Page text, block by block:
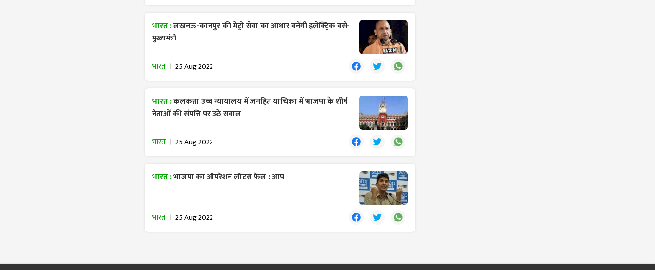
भारत :लखनऊ-कानपुर की मेट्रो सेवा का आधार बनेंगी इलेक्ट्रिक बसें-
मुख्यमंत्री
भारत 25 Aug 2022
भारत :कलकत्ता उच्च न्यायालय में जनहित याचिका में भाजपा के शीर्ष
नेताओं की संपत्ति पर उठे सवाल
भारत 25 Aug 2022
भारत :भाजपा का ऑपरेशन लोटस फेल : आप
भारत 25 Aug 2022